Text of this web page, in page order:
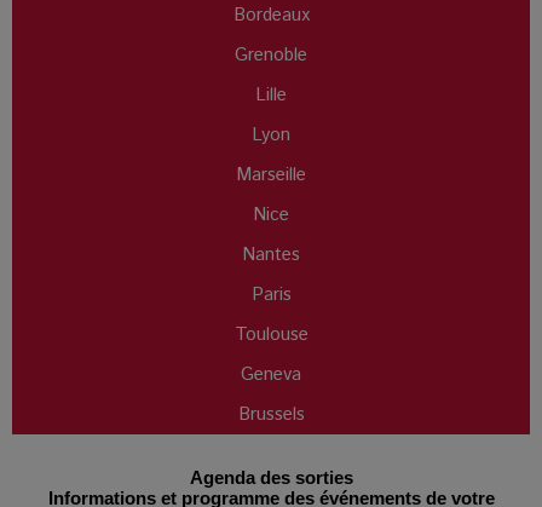
Bordeaux
Grenoble
Lille
Lyon
Marseille
Nice
Nantes
Paris
Toulouse
Geneva
Brussels
Agenda des sorties
Informations et programme des événements de votre